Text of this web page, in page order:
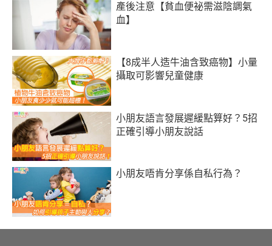
產後注意【貧血便祕需滋陰調氣
血】
【8成半人造牛油含致癌物】小量
攝取可影響兒童健康
小朋友語言發展遲緩點算好？5招
正確引導小朋友說話
小朋友唔肯分享係自私行為？